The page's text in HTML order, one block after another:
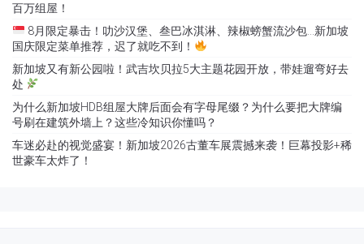
百万组屋！
8月限定暴击！叻沙汉堡、叁巴冰淇淋、辣椒螃蟹流沙包…新加坡
国庆限定菜单推荐，迟了就吃不到！
新加坡又有新公园啦！武吉坎贝拉5大主题花园开放，带娃遛弯好去
处
为什么新加坡HDB组屋大牌后面会有字母尾缀？为什么要把大牌编
号刷在建筑外墙上？这些冷知识你懂吗？
车迷必赴的视觉盛宴！新加坡2026古董车展震撼来袭！巨幕投影+稀
世豪车太炸了！